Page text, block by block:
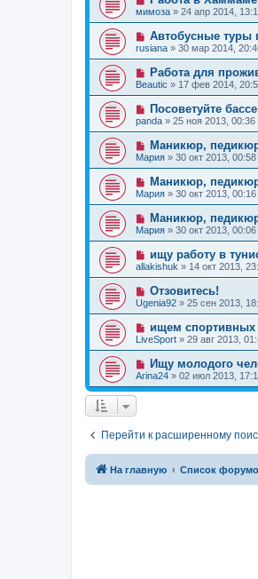
н
и
е
б
щ
н
и
е
е
с
о
о
б
щ
е
н
и
е
о
в
е
с
о
б
щ
е
н
и
е
мимоза » 24 апр 2014,
Н
о
в
о
е
с
о
б
щ
е
н
и
е
Автобусные туры
rusiana » 30 мар 2014,
Н
о
в
о
е
с
о
б
щ
е
н
и
е
Работа для
Beautic » 17 фев 2014,
Н
о
в
о
е
с
о
б
щ
е
н
и
е
Посоветуйте
panda » 25 ноя 2013, 00:36
Н
о
в
о
е
с
о
б
щ
н
и
е
Маникюр,
Мария » 30 окт 2013, 00:58
Н
о
в
о
е
с
о
о
б
щ
е
н
и
е
Маникюр,
Мария » 30 окт 2013, 00:16
Н
о
в
е
с
о
о
б
щ
н
и
е
Маникюр,
Мария » 30 окт 2013, 00:06
Н
о
в
е
с
о
о
б
щ
е
н
и
е
ищу работу в
allakishuk » 14 окт 2013,
Н
о
в
е
с
о
б
щ
е
Отзовитесь!
Ugenia92 » 25 сен 2013,
Н
о
в
о
е
с
о
е
н
и
ищем спортивных
LiveSport » 29 авг 2013,
Н
о
в
о
о
щ
е
Ищу молодого
Arina24 » 02 июл 2013,
Перейти к расширенному
На главную Список